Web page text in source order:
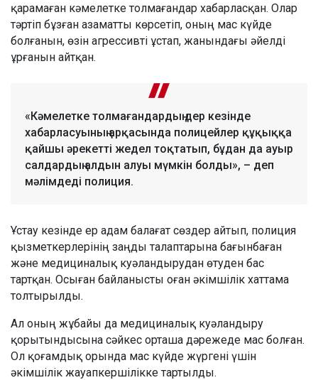
қарамаған кәмелетке толмағандар хабарласқан. Олар
тәртіп бұзған азаматты көрсетіп, оның мас күйде
болғанын, өзін агрессивті ұстап, жанындағы әйелді
ұрғанын айтқан.
«Кәмелетке толмағандардың дер кезінде
хабарласуының арқасында полицейлер құқыққа
қайшы әрекетті жедел тоқтатып, бұдан да ауыр
салдардың алдын алуы мүмкін болды», – деп
мәлімдеді полиция.
Ұстау кезінде ер адам балағат сөздер айтып, полиция
қызметкерлерінің заңды талаптарына бағынбаған
және медициналық куәландырудан өтуден бас
тартқан. Осыған байланысты оған әкімшілік хаттама
толтырылды.
Ал оның жұбайы да медициналық куәландыру
қорытындысына сәйкес орташа дәрежеде мас болған.
Ол қоғамдық орында мас күйде жүргені үшін
әкімшілік жауапкершілікке тартылды.